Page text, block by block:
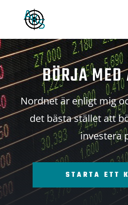
BÖRJA
Nordnet är enligt mig
det bästa stället att
investera
STARTA ETT